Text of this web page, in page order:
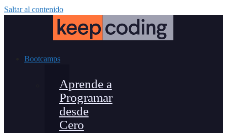
Saltar al contenido
Bootcamps
Aprende a
Programar
desde
Cero